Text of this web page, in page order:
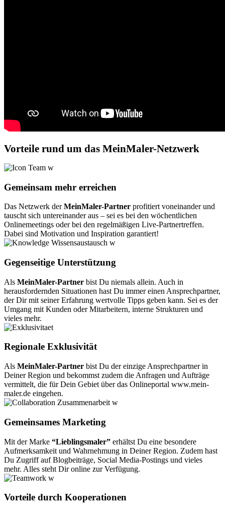
Vorteile rund um das MeinMaler-Netzwerk
Gemeinsam mehr erreichen
Das Netzwerk derMeinMaler-Partner profitiert voneinander und
tauscht sich untereinander aus – sei es bei den wöchentlichen
Onlinemeetings oder bei den regelmäßigen Live-Partnertreffen.
Dabei sind Motivation und Inspiration garantiert!
Gegenseitige Unterstützung
Als MeinMaler-Partner bist Du niemals allein. Auch in
herausfordernden Situationen hast Du immer einen Ansprechpartner,
der Dir mit seiner Erfahrung wertvolle Tipps geben kann. Sei es der
Umgang mit Kunden oder Mitarbeitern, interne Strukturen und
vieles mehr.
Regionale Exklusivität
Als MeinMaler-Partner bist Du der einzige Ansprechpartner in
Deiner Region und bekommst zudem die Anfragen und Aufträge
vermittelt, die für Dein Gebiet über das Onlineportal www.mein-
maler.de eingehen.
Gemeinsames Marketing
Mit der Marke “Lieblingsmaler” erhältst Du eine besondere
Aufmerksamkeit und Wahrnehmung in Deiner Region. Zudem hast
Du Zugriff auf Blogbeiträge, Social Media-Postings und vieles
mehr. Alles steht Dir online zur Verfügung.
Vorteile durch Kooperationen